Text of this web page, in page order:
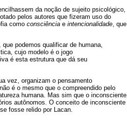
da noção de sujeito psicológico,
pelos autores que fizeram uso do
como consciência e intencionalidade , que
podemos qualificar de humana,
cujo modelo é o jogo
é esta estrutura que dá seu
vez, organizam o pensamento
é o mesmo que o compreendido pelo
humana. Mas sim que o inconsciente
autônomos. O conceito de inconsciente
fosse relido por Lacan.